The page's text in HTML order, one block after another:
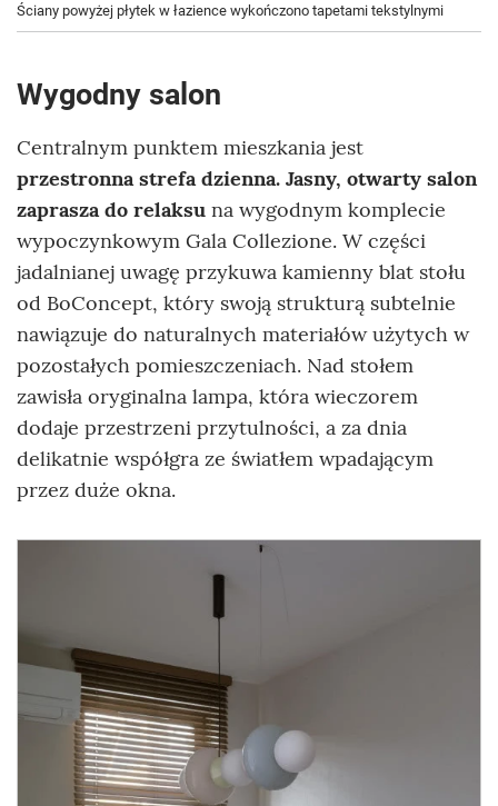
Ściany powyżej płytek w łazience wykończono tapetami tekstylnymi
Wygodny salon
Centralnym punktem mieszkania jest
przestronna strefa dzienna. Jasny, otwarty salon
zaprasza do relaksu na wygodnym komplecie
wypoczynkowym Gala Collezione. W części
jadalnianej uwagę przykuwa kamienny blat stołu
od BoConcept, który swoją strukturą subtelnie
nawiązuje do naturalnych materiałów użytych w
pozostałych pomieszczeniach. Nad stołem
zawisła oryginalna lampa, która wieczorem
dodaje przestrzeni przytulności, a za dnia
delikatnie współgra ze światłem wpadającym
przez duże okna.